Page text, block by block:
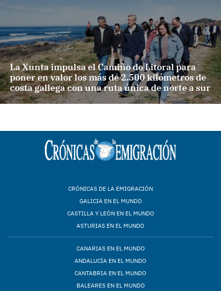
La Xunta impulsa el Camiño do Litoral para
poner en valor los más de 2.500 kilómetros de
costa gallega con una ruta única de norte a sur
CRÓNICAS DE LA EMIGRACIÓN
GALICIA EN EL MUNDO
CASTILLA Y LEÓN EN EL MUNDO
ASTURIAS EN EL MUNDO
CANARIAS EN EL MUNDO
ANDALUCÍA EN EL MUNDO
CANTABRIA EN EL MUNDO
BALEARES EN EL MUNDO